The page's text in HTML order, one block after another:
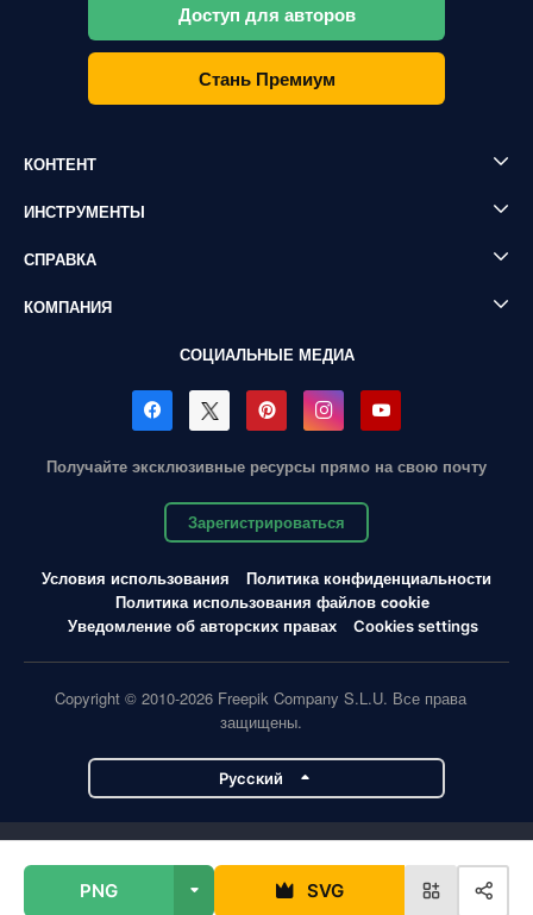
PNG SVG
Доступ для авторов
Стань Премиум
КОНТЕНТ
ИНСТРУМЕНТЫ
СПРАВКА
КОМПАНИЯ
СОЦИАЛЬНЫЕ МЕДИА
Получайте эксклюзивные ресурсы прямо на свою почту
Зарегистрироваться
Условия использования
Политика конфиденциальности
Политика использования файлов cookie
Уведомление об авторских правах
Cookies settings
Copyright © 2010-2026 Freepik Company S.L.U. Все права
защищены.
Pусский
Flaticon Slidesgo